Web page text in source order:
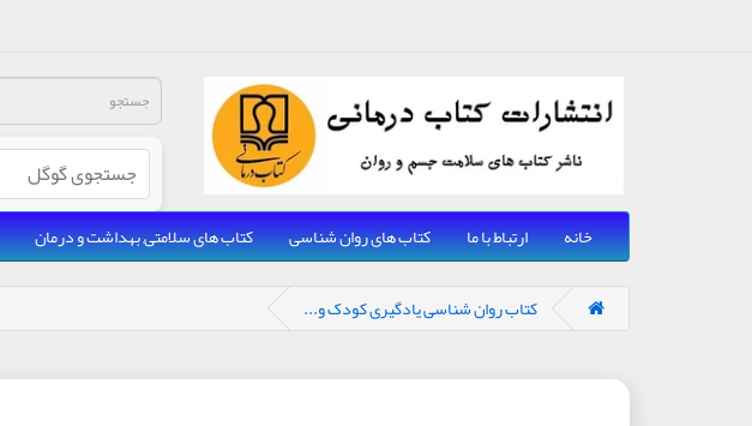
خانه ارتباط با ما کتاب های روان شناسی کتاب های سلامتی, بهداشت و درمان
کتاب روان شناسی یادگیری کودک و...